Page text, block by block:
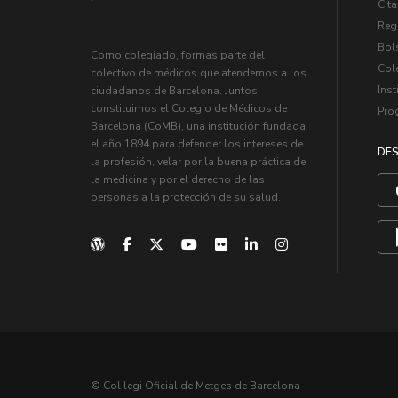
Como colegiado, formas parte del
colectivo de médicos que atendemos a los
ciudadanos de Barcelona. Juntos
constituimos el Colegio de Médicos de
Barcelona (CoMB), una institución fundada
el año 1894 para defender los intereses de
la profesión, velar por la buena práctica de
la medicina y por el derecho de las
personas a la protección de su salud.
© Col·legi Oficial de Metges de Barcelona